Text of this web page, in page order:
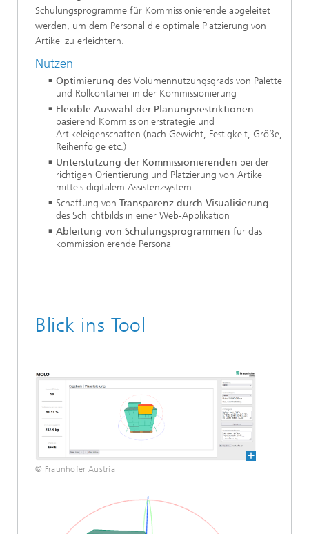
Schulungsprogramme für Kommissionierende abgeleitet
werden, um dem Personal die optimale Platzierung von
Artikel zu erleichtern.
Nutzen
Optimierung des Volumennutzungsgrads von Palette
und Rollcontainer in der Kommissionierung
Flexible Auswahl der Planungsrestriktionen
basierend Kommissionierstrategie und
Artikeleigenschaften (nach Gewicht, Festigkeit, Größe,
Reihenfolge etc.)
Unterstützung der Kommissionierenden bei der
richtigen Orientierung und Platzierung von Artikel
mittels digitalem Assistenzsystem
Schaffung von Transparenz durch Visualisierung
des Schlichtbilds in einer Web-Applikation
Ableitung von Schulungsprogrammen für das
kommissionierende Personal
Blick ins Tool
© Fraunhofer Austria